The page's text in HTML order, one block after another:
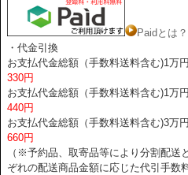
Paidとは？
・代金引換
お支払代金総額（手数料送料含む)1万
330円
お支払代金総額（手数料送料含む)1万
440円
お支払代金総額（手数料送料含む)3万
660円
（※予約品、取寄品等により分割配送
ぞれの配送商品金額に応じた代引手数